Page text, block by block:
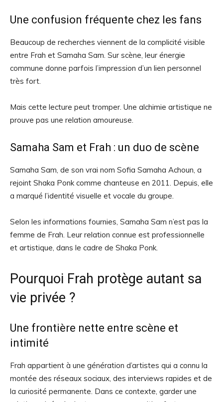
Une confusion fréquente chez les fans
Beaucoup de recherches viennent de la complicité visible
entre Frah et Samaha Sam. Sur scène, leur énergie
commune donne parfois l’impression d’un lien personnel
très fort.
Mais cette lecture peut tromper. Une alchimie artistique ne
prouve pas une relation amoureuse.
Samaha Sam et Frah : un duo de scène
Samaha Sam, de son vrai nom Sofia Samaha Achoun, a
rejoint Shaka Ponk comme chanteuse en 2011. Depuis, elle
a marqué l’identité visuelle et vocale du groupe.
Selon les informations fournies, Samaha Sam n’est pas la
femme de Frah. Leur relation connue est professionnelle
et artistique, dans le cadre de Shaka Ponk.
Pourquoi Frah protège autant sa
vie privée ?
Une frontière nette entre scène et
intimité
Frah appartient à une génération d’artistes qui a connu la
montée des réseaux sociaux, des interviews rapides et de
la curiosité permanente. Dans ce contexte, garder une